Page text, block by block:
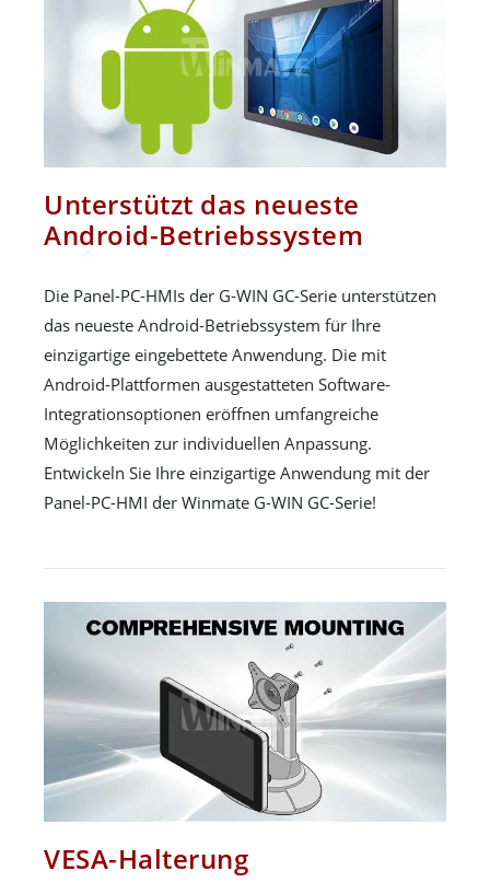
Unterstützt das neueste
Android-Betriebssystem
Die Panel-PC-HMIs der G-WIN GC-Serie unterstützen
das neueste Android-Betriebssystem für Ihre
einzigartige eingebettete Anwendung. Die mit
Android-Plattformen ausgestatteten Software-
Integrationsoptionen eröffnen umfangreiche
Möglichkeiten zur individuellen Anpassung.
Entwickeln Sie Ihre einzigartige Anwendung mit der
Panel-PC-HMI der Winmate G-WIN GC-Serie!
VESA-Halterung